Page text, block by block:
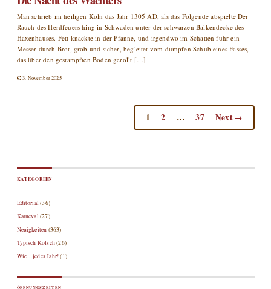
Man schrieb im heiligen Köln das Jahr 1305 AD, als das Folgende abspielte Der
Rauch des Herdfeuers hing in Schwaden unter der schwarzen Balkendecke des
Haxenhauses. Fett knackte in der Pfanne, und irgendwo im Schatten fuhr ein
Messer durch Brot, grob und sicher, begleitet vom dumpfen Schub eines Fasses,
das über den gestampften Boden gerollt […]
3. November 2025
1 2 … 37 Next →
KATEGORIEN
Editorial (36)
Karneval (27)
Neuigkeiten (363)
Typisch Kölsch(26)
Wie…jedes Jahr!(1)
ÖFFNUNGSZEITEN